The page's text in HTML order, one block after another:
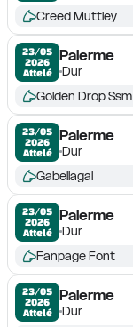
Creed Muttley
23/05
2026
Attelé
Palerme
Dur
Golden Drop Ssm
23/05
2026
Attelé
Palerme
Dur
Gabellagal
23/05
2026
Attelé
Palerme
Dur
Fanpage Font
23/05
2026
Attelé
Palerme
Dur